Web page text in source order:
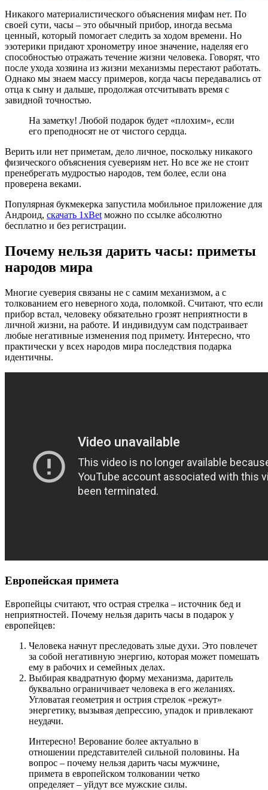
Никакого материалистического объяснения мифам нет. По
своей сути, часы – это обычный прибор, иногда весьма
ценный, который помогает следить за ходом времени. Но
эзотерики придают хронометру иное значение, наделяя его
способностью отражать течение жизни человека. Говорят, что
после ухода хозяина из жизни механизмы перестают работать.
Однако мы знаем массу примеров, когда часы передавались от
отца к сыну и дальше, продолжая отсчитывать время с
завидной точностью.
На заметку! Любой подарок будет «плохим», если
его преподносят не от чистого сердца.
Верить или нет приметам, дело личное, поскольку никакого
физического объяснения суевериям нет. Но все же не стоит
пренебрегать мудростью народов, тем более, если она
проверена веками.
Популярная букмекерка запустила мобильное приложение для
Андроид, скачать 1xBet можно по ссылке абсолютно
бесплатно и без регистрации.
Почему нельзя дарить часы: приметы
народов мира
Многие суеверия связаны не с самим механизмом, а с
толкованием его неверного хода, поломкой. Считают, что если
прибор встал, человеку обязательно грозят неприятности в
личной жизни, на работе. И индивидуум сам подстраивает
любые негативные изменения под примету. Интересно, что
практически у всех народов мира последствия подарка
идентичны.
Европейская примета
Европейцы считают, что острая стрелка – источник бед и
неприятностей. Почему нельзя дарить часы в подарок у
европейцев:
Человека начнут преследовать злые духи. Это повлечет
за собой негативную энергию, которая может помешать
ему в рабочих и семейных делах.
Выбирая квадратную форму механизма, даритель
буквально ограничивает человека в его желаниях.
Угловатая геометрия и острия стрелок «режут»
энергетику, вызывая депрессию, упадок и привлекают
неудачи.
Интересно! Верование более актуально в
отношении представителей сильной половины. На
вопрос – почему нельзя дарить часы мужчине,
примета в европейском толковании четко
определяет – уйдут все мужские силы.